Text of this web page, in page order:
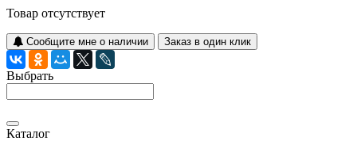
Товар отсутствует
Сообщите мне о наличии Заказ в один клик
Выбрать
Каталог